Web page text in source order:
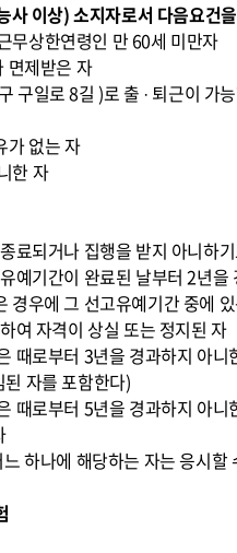
사 이상) 소지자로서 다음요건
무상한연령인 만 60세 미만자
면제받은 자
구일로 8길 )로 출 · 퇴근이 가
가 없는 자
한 자
료되거나 집행을 받지 아니하
예기간이 완료된 날부터 2년을
경우에 그 선고유예기간 중에
여 자격이 상실 또는 정지된 자
때로부터 3년을 경과하지 아니
자를 포함한다)
때로부터 5년을 경과하지 아니
하나에 해당하는 자는 응시